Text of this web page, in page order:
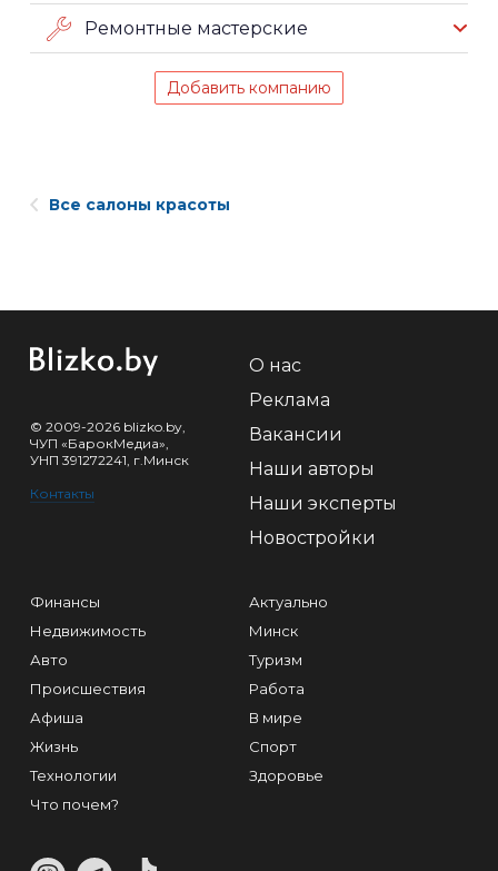
Ремонтные мастерские
Добавить компанию
Все салоны красоты
© 2009-2026 blizko.by,
ЧУП «БарокМедиа»,
УНП 391272241, г.Минск
Контакты
О нас
Реклама
Вакансии
Наши авторы
Наши эксперты
Новостройки
Финансы
Недвижимость
Авто
Происшествия
Афиша
Жизнь
Технологии
Что почем?
Актуально
Минск
Туризм
Работа
В мире
Спорт
Здоровье